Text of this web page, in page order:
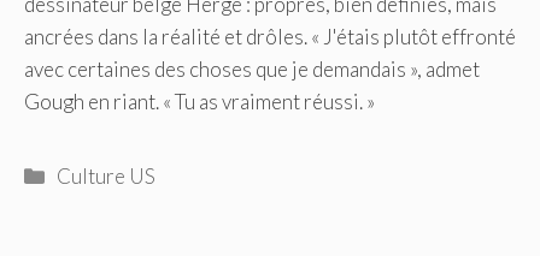
ancrées dans la réalité et drôles. « J'étais plutôt effronté
avec certaines des choses que je demandais », admet
Gough en riant. « Tu as vraiment réussi. »
Catégories
Culture US